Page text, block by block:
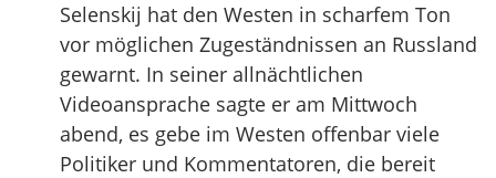
Selenskij hat den Westen in scharfem Ton
vor möglichen Zugeständnissen an Russland
gewarnt. In seiner allnächtlichen
Videoansprache sagte er am Mittwoch
abend, es gebe im Westen offenbar viele
Politiker und Kommentatoren, die bereit